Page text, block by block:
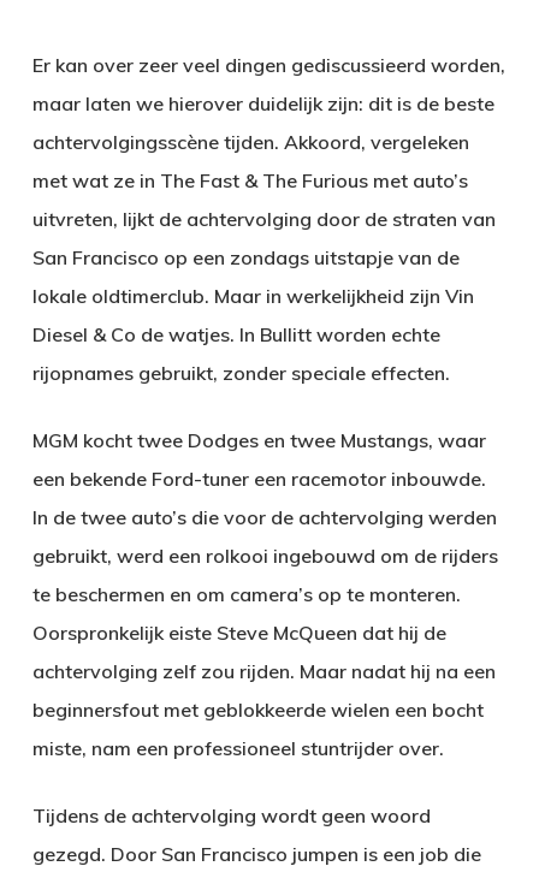
Er kan over zeer veel dingen gediscussieerd worden,
maar laten we hierover duidelijk zijn: dit is de beste
achtervolgingsscène tijden. Akkoord, vergeleken
met wat ze in The Fast & The Furious met auto’s
uitvreten, lijkt de achtervolging door de straten van
San Francisco op een zondags uitstapje van de
lokale oldtimerclub. Maar in werkelijkheid zijn Vin
Diesel & Co de watjes. In Bullitt worden echte
rijopnames gebruikt, zonder speciale effecten.
MGM kocht twee Dodges en twee Mustangs, waar
een bekende Ford-tuner een racemotor inbouwde.
In de twee auto’s die voor de achtervolging werden
gebruikt, werd een rolkooi ingebouwd om de rijders
te beschermen en om camera’s op te monteren.
Oorspronkelijk eiste Steve McQueen dat hij de
achtervolging zelf zou rijden. Maar nadat hij na een
beginnersfout met geblokkeerde wielen een bocht
miste, nam een professioneel stuntrijder over.
Tijdens de achtervolging wordt geen woord
gezegd. Door San Francisco jumpen is een job die